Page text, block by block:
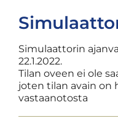
Simulaattorin
22.1.2022.
Tilan oveen ei ole
joten tilan avain on
vastaanotosta